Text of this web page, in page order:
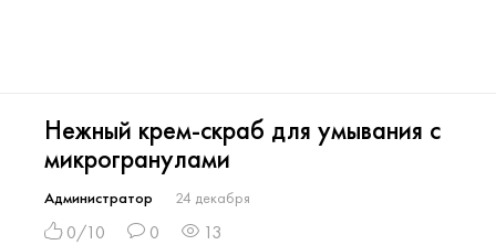
Нежный крем-скраб для умывания с
микрогранулами
Администратор 24 декабря
0/10 0 13